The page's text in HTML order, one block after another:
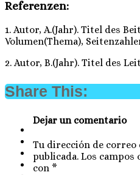
Referenzen:
1. Autor, A.(Jahr). Titel des
Volumen(Thema),
2. Autor, B.(Jahr). Titel des
Share This:
Dejar un comentario
Tu dirección de correo
publicada. Los campos
con *